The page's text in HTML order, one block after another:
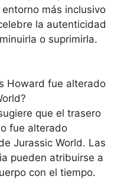
más inclusivo
la autenticidad
o suprimirla.
Howard fue alterado
que el trasero
fue alterado
Jurassic World. Las
pueden atribuirse a
con el tiempo.